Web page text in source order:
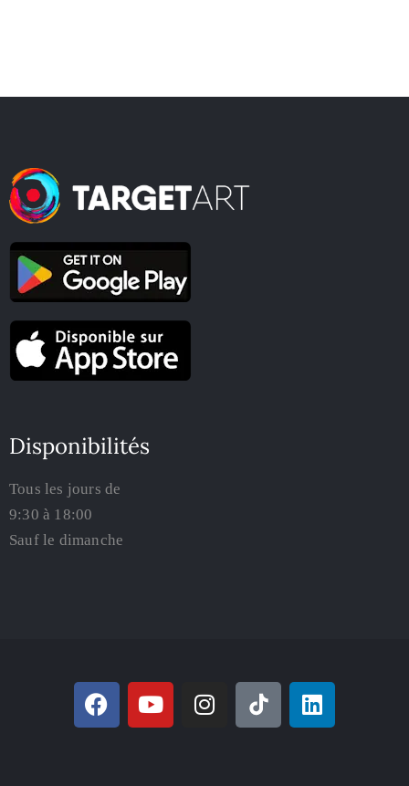
Disponibilités
Tous les jours de
9:30 à 18:00
Sauf le dimanche